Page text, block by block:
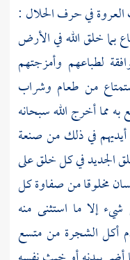
في حرف الحلال :
بما خلق الله في الأرض
لطباعهم وأمزجتهم
من طعام وشراب
مما أخرج الله سبحانه
في ذلك من صنعة
الجديد في كل خلق على
مخلوقا من صفاوة كل
إلا ما استثنى منه
أكل الشجرة من متسع